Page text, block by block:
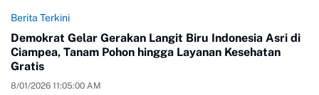
Berita Terkini
Demokrat Gelar Gerakan Langit Biru Indonesia Asri di
Ciampea, Tanam Pohon hingga Layanan Kesehatan
Gratis
8/01/2026 11:05:00 AM